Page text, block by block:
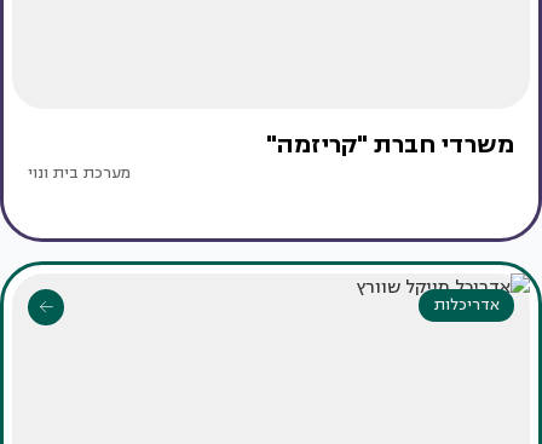
משרדי חברת "קריזמה"
מערכת בית ונוי
אדריכלות